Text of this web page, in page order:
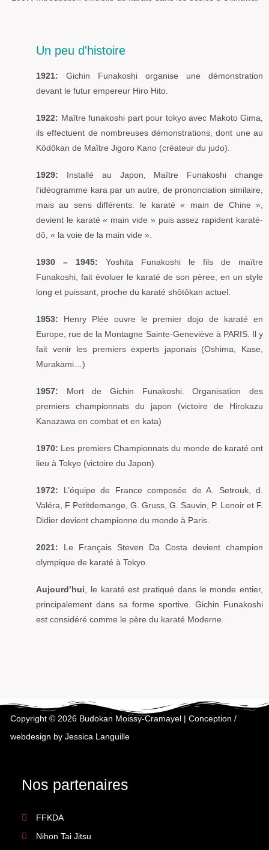
Un peu d'histoire
1921: Gichin Funakoshi organise une démonstration
devant le futur empereur Hiro Hito.
1922: Maître funakoshi part pour tokyo avec Makoto Gima,
ils effectuent de nombreuses démonstrations, dont une au
Kôdôkan de Maître Jigoro Kano (créateur du judo).
1929: Installé au Japon, Maître Funakoshi change
l’idéogramme kara par un autre, de prononciation similaire,
mais au sens différents: le karaté « main de Chine »,
devient le karaté « main vide » puis assez rapident karaté-
dô, « la voie de la main vide ».
1930 – 1945: Yoshita Funakoshi le fils de maïtre
Funakoshi, fait évoluer le karaté de son pèree, en un style
long et puissant, proche du karaté shôtôkan actuel.
1953: Henry Plée ouvre le premier dojo de karaté en
Europe, rue de la Montagne Sainte-Geneviève à PARIS. Il y
fait venir les premiers experts japonais (Oshima, Kase,
Murakami…)
1957: Mort de Gichin Funakoshi. Organisation des
premiers championnats du japon (victoire de Hirokazu
Kanazawa en combat et en kata)
1970: Les premiers Championnats du monde de karaté ont
lieu à Tokyo (victoire du Japon).
1972: L’équipe de France composée de A. Setrouk, d.
Valéra, F Petitdemange, G. Gruss, G. Sauvin, P. Lenoir et F.
Didier devient championne du monde à Paris.
2021: Le Français Steven Da Costa devient champion
olympique de karaté à Tokyo.
Aujourd’hui , le karaté est pratiqué dans le monde entier,
principalement dans sa forme sportive. Gichin Funakoshi
est considéré comme le père du karaté Moderne.
Copyright © 2026 Budokan Moissy-Cramayel | Conception /
webdesign by Jessica Languille
Nos partenaires
FFKDA
Nihon Tai Jitsu